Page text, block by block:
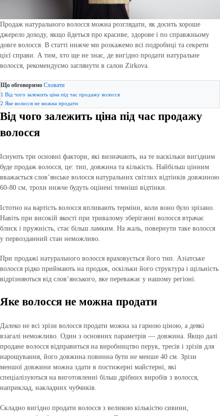
Продаж натурального волосся можна розглядати, як досить хороше
джерело доходу, якщо йдеться про красиве, здорове і по справжньому
довге волосся. В статті нижче ми розкажемо всі подробиці та секрети
цієї справи. А тим, хто ще не знає, де вигідно продати натуральне
волосся, рекомендуємо заглянути в салон Zirkova.
Що обговоримо Сховати
1 Від чого залежить ціна під час продажу волосся
2 Яке волосся не можна продати
Від чого залежить ціна під час продажу
волосся
Існують три основні фактори, які визначають, на те наскільки вигідним
буде продаж волосся, це: тип, довжина та кількість. Найбільш цінним
вважається слов’янське волосся натуральних світлих відтінків довжиною
60-80 см, трохи нижче будуть оцінені темніші відтінки.
Істотно на вартість волосся впливають терміни, коли воно було зрізано.
Навіть при високій якості при тривалому зберіганні волосся втрачає
блиск і пружність, стає більш ламким. На жаль, повернути таке волосся
у первозданний стан неможливо.
При продажі натурального волосся враховується його тип. Азіатське
волосся рідко приймають на продаж, оскільки його структура і щільність
відрізняються від слов’янського, яке переважає у нашому регіоні.
Яке волосся не можна продати
Далеко не всі зрізи волосся продати можна за гарною ціною, а деякі
взагалі неможливо. Один з основних параметрів — довжина. Якщо далі
продане волосся відправиться на виробництво перук, тресів і зрізів для
нарощування, його довжина повинна бути не менше 40 см. Зрізи
меншої довжини можна здати в постижерні майстерні, які
спеціалізуються на виготовленні більш дрібних виробів з волосся,
наприклад, накладних чубчиків.
Складно вигідно продати волосся з великою кількістю сивини,